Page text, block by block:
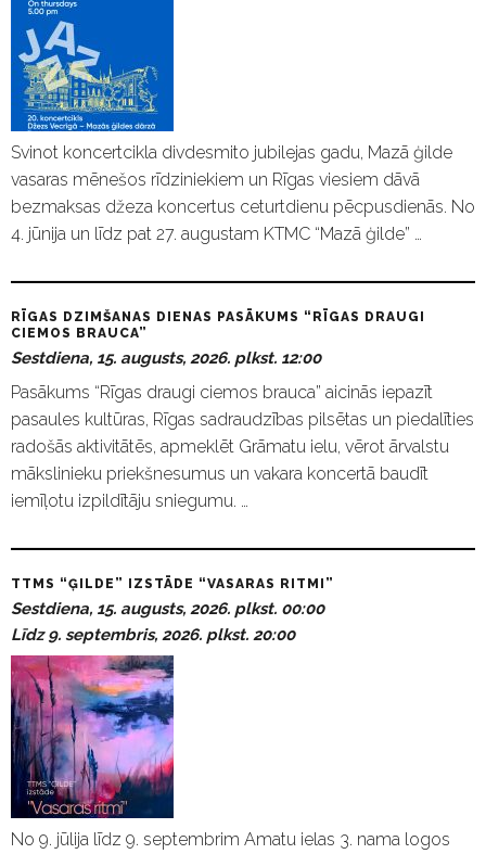
Svinot koncertcikla divdesmito jubilejas gadu, Mazā ģilde
vasaras mēnešos rīdziniekiem un Rīgas viesiem dāvā
bezmaksas džeza koncertus ceturtdienu pēcpusdienās. No
4. jūnija un līdz pat 27. augustam KTMC “Mazā ģilde” …
RĪGAS DZIMŠANAS DIENAS PASĀKUMS “RĪGAS DRAUGI
CIEMOS BRAUCA”
Sestdiena, 15. augusts, 2026. plkst. 12:00
Pasākums “Rīgas draugi ciemos brauca” aicinās iepazīt
pasaules kultūras, Rīgas sadraudzības pilsētas un piedalīties
radošās aktivitātēs, apmeklēt Grāmatu ielu, vērot ārvalstu
mākslinieku priekšnesumus un vakara koncertā baudīt
iemīļotu izpildītāju sniegumu. …
TTMS “ĢILDE” IZSTĀDE “VASARAS RITMI”
Sestdiena, 15. augusts, 2026. plkst. 00:00
Līdz 9. septembris, 2026. plkst. 20:00
No 9. jūlija līdz 9. septembrim Amatu ielas 3. nama logos